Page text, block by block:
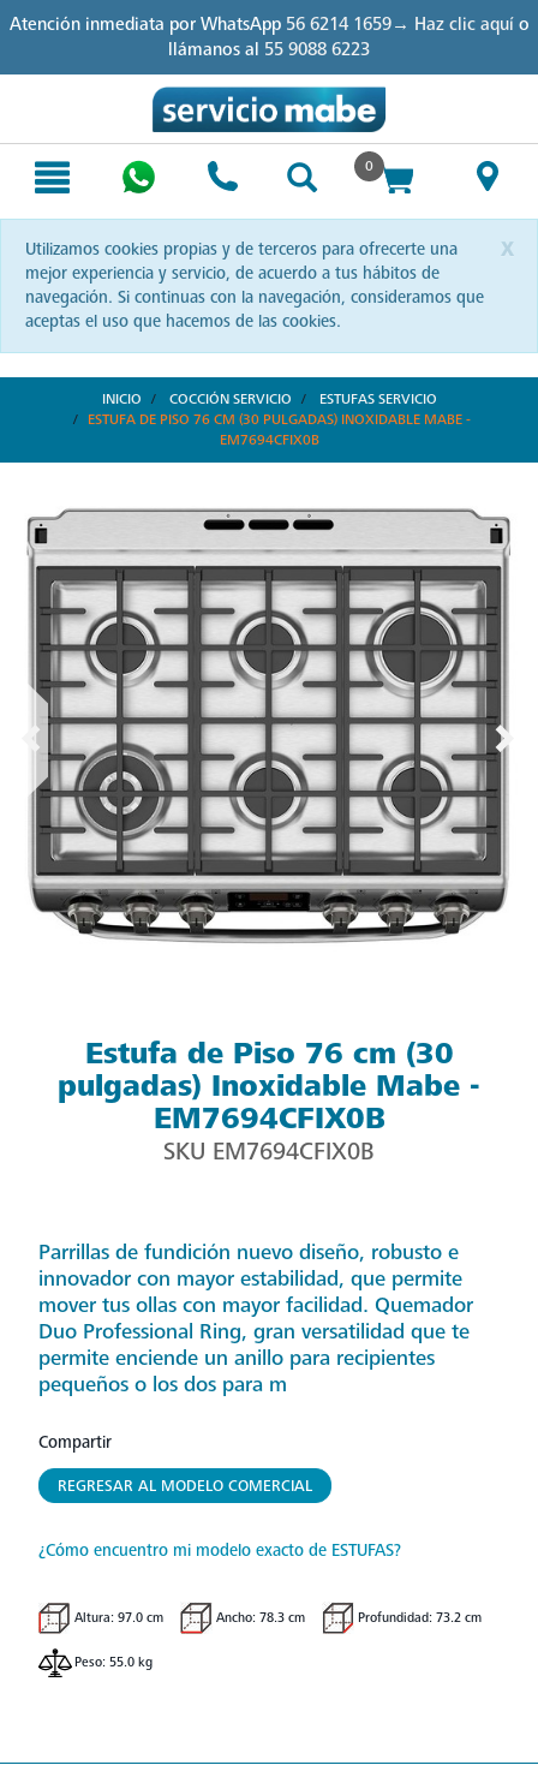
to
to
Atención inmediata por WhatsApp 56 6214 1659→ Haz clic aquío
llámanos al 55 9088 6223
0
x
Utilizamos cookies propias y de terceros para ofrecerte una
mejor experiencia y servicio, de acuerdo a tus hábitos de
navegación. Si continuas con la navegación, consideramos que
aceptas el uso que hacemos de las cookies.
INICIO COCCIÓN SERVICIO
ESTUFAS SERVICIO
ESTUFA DE PISO 76 CM (30 PULGADAS) INOXIDABLE MABE -
EM7694CFIX0B
Estufa de Piso 76 cm (30
pulgadas) Inoxidable Mabe -
EM7694CFIX0B
SKU EM7694CFIX0B
Parrillas de fundición nuevo diseño, robusto e
innovador con mayor estabilidad, que permite
mover tus ollas con mayor facilidad. Quemador
Duo Professional Ring, gran versatilidad que te
permite enciende un anillo para recipientes
pequeños o los dos para m
Compartir
REGRESAR AL MODELO COMERCIAL
¿Cómo encuentro mi modelo exacto de ESTUFAS?
Altura: 97.0 cm Ancho: 78.3 cm Profundidad: 73.2 cm
Peso: 55.0 kg